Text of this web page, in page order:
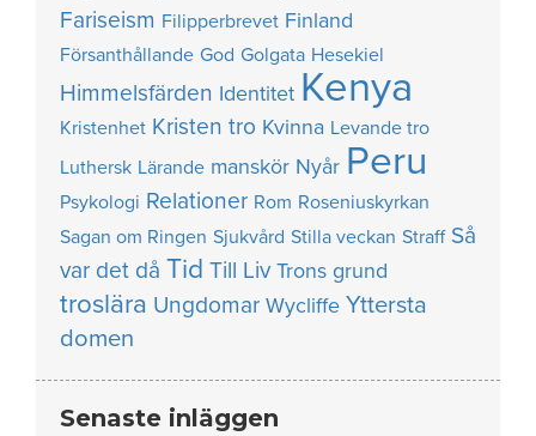
Fariseism Filipperbrevet Finland
Försanthållande God Golgata Hesekiel
Himmelsfärden Identitet Kenya
Kristenhet Kristen tro Kvinna Levande tro
Luthersk Lärande manskör Nyår Peru
Psykologi Relationer Rom Roseniuskyrkan
Sagan om Ringen Sjukvård Stilla veckan Straff Så
var det då Tid Till Liv Trons grund
troslära Ungdomar Wycliffe Yttersta
domen
Senaste inläggen